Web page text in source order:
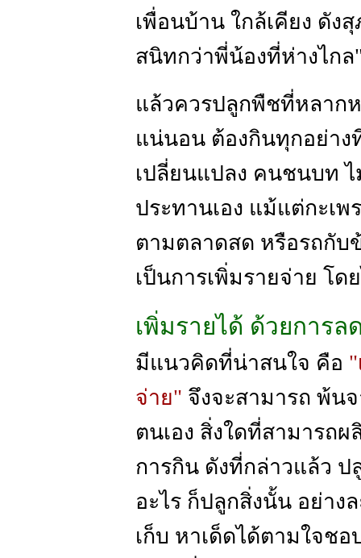
เพื่อนบ้าน ใกล้เคียง ดัง
สนิทกว่าพี่น้องที่ห่างไกล
แล้วควรปลูกพืชที่หลาก
แน่นอน ต้องกินทุกอย่าง
เปลี่ยนแปลง คนชนบท
ประทานเอง แม้แต่กะเ
ตามตลาดสด หรือรถกับ
เป็นการเพิ่มรายจ่าย โด
เพิ่มรายได้ ด้วยการล
มีแนวคิดที่น่าสนใจ คือ
จ่าย" จึงจะสามารถ พ้น
ตนเอง สิ่งใดที่สามารถ
การกิน ดังที่กล่าวแล้ว ป
อะไร ก็ปลูกสิ่งนั้น อย่าง
เก็บ หาเด็ดได้ตามใจชอ